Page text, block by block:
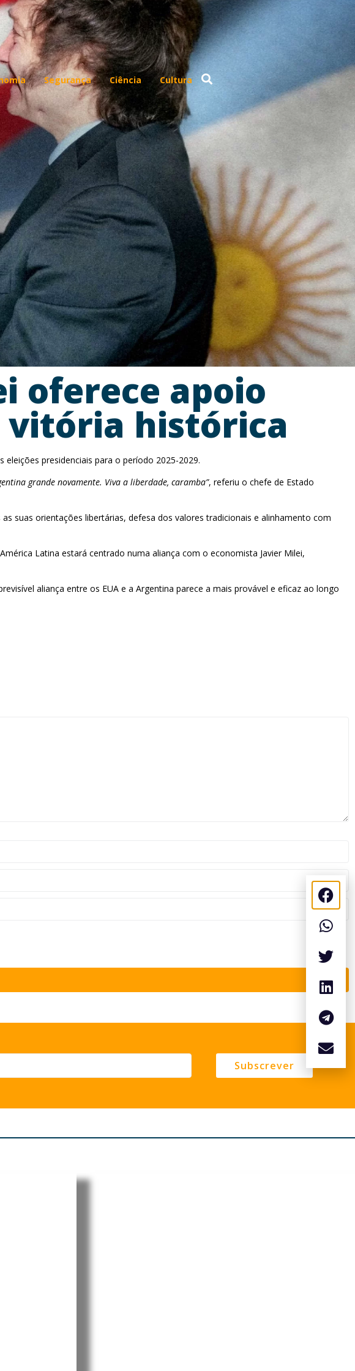
Segurança Ciência Cultura
oferece apoio
vitória histórica
presidenciais para o período 2025-2029.
grande novamente. Viva a liberdade, caramba”, referiu o chefe de Estado
suas orientações libertárias, defesa dos valores tradicionais e alinhamento com
Latina estará centrado numa aliança com o economista Javier Milei,
aliança entre os EUA e a Argentina parece a mais provável e eficaz ao longo
Subscrever